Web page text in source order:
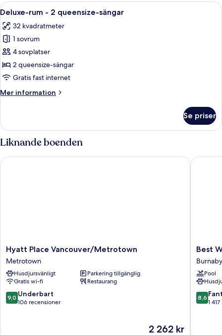
1
säng
Öppna
alla
foton
för
Deluxe-
rum
-
queensize-
Ett hotellrum med två sängar, ett
4
Deluxe-rum - 2 queensize-sängar
32 kvadratmeter
1 sovrum
4 sovplatser
2 queensize-sängar
Gratis fast internet
Mer information
Mer
rum
2
sängar
Se priser
Liknande boenden
Hyatt
Place
Vancouver/Metrotown
Metrotown
Hyatt Place Vancouver/Metrotown
Metrotown
Husdjursvänligt
Parkering tillgänglig
Gratis wi-fi
Restaurang
9.0
av
9,0 Underbart
106 recensioner
Priset
2 262 kr
Hyatt Place Vancouver/Metrotown
Best
Western
Plus
Burnaby
Hotel
Burnaby
Best
Burnaby
Pool
8.6
av
8,6
1
Best